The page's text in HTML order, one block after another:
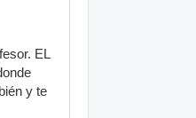
EL
y te